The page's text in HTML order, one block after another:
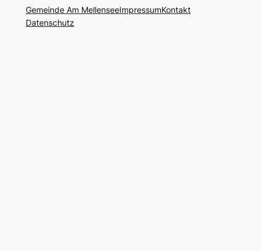
Gemeinde Am MellenseeImpressumKontakt
Datenschutz